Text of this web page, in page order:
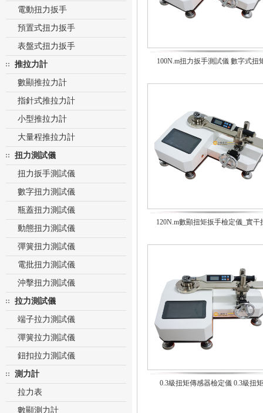
電動扭力扳手
預置式扭力扳手
表盤式扭力扳手
推拉力計
數顯推拉力計
指針式推拉力計
小型推拉力計
大量程推拉力計
扭力測試儀
扭力扳手測試儀
數字扭力測試儀
瓶蓋扭力測試儀
動態扭力測試儀
彈簧扭力測試儀
電批扭力測試儀
沖擊扭力測試儀
拉力測試儀
端子拉力測試儀
彈簧拉力測試儀
鈕扣拉力測試儀
測力計
拉力表
數顯測力計
100N.m扭力扳手測試儀 數字式扭
120N.m數顯扭矩扳手檢定儀_實干
0.3級扭矩傳感器檢定儀 0.3級扭